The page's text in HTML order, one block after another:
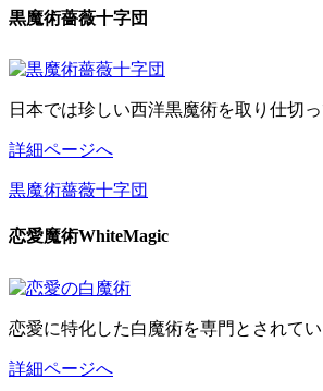
黒魔術薔薇十字団
日本では珍しい西洋黒魔術を取り仕切
詳細ページへ
黒魔術薔薇十字団
恋愛魔術WhiteMagic
恋愛に特化した白魔術を専門とされて
詳細ページへ